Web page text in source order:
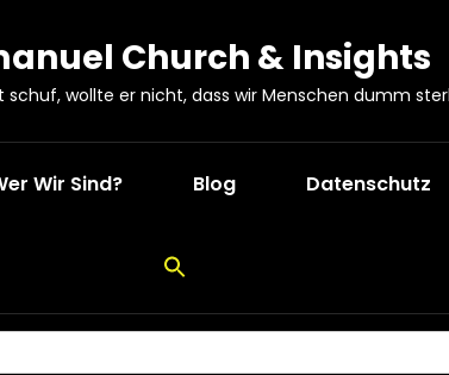
Church & Insights
schuf, wollte er nicht, dass wir Menschen dumm
Wir Sind? Blog Datenschutz